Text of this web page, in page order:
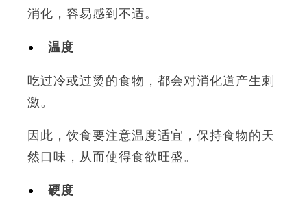
消化，容易感到不适。
温度
吃过冷或过烫的食物，都会对消化道产生刺
激。
因此，饮食要注意温度适宜，保持食物的天
然口味，从而使得食欲旺盛。
硬度